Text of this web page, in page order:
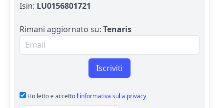
Isin: LU0156801721
Rimani aggiornato su: Tenaris
Email per newsletter
Iscriviti
Ho letto e accetto l'informativa sulla privacy